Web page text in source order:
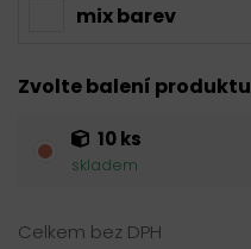
mix barev
Zvolte balení produktu
10 ks
skladem
Celkem bez DPH